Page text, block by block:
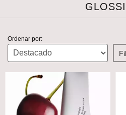
Ordenar por: